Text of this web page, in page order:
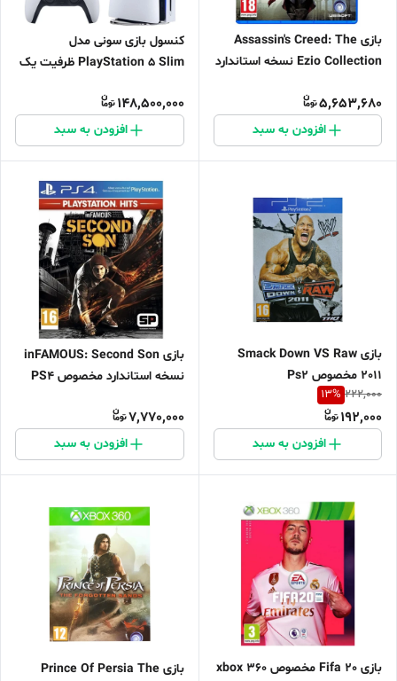
بازی Assassin's Creed: The
Ezio Collection نسخه استاندارد
5,653,680
افزودن به سبد
کنسول بازی سونی مدل
PlayStation 5 Slim ظرفیت یک
دسته اضافی
148,500,000
افزودن به سبد
بازی Smack Down VS Raw
2011 مخصوص Ps2
222,000
13%
192,000
افزودن به سبد
بازی inFAMOUS: Second Son
نسخه استاندارد مخصوص PS4
7,770,000
افزودن به سبد
بازی Fifa 20 مخصوص xbox 360
بازی Prince Of Persia The